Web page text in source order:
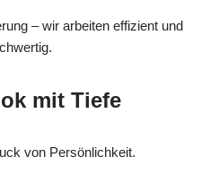
– wir arbeiten effizient und
mit Tiefe
von Persönlichkeit.